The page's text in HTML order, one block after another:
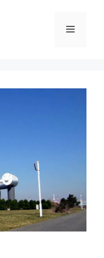
メ